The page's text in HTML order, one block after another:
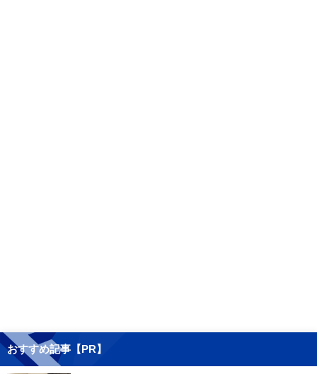
おすすめ記事【PR】